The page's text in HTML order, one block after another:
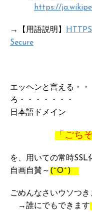
https://
→【用語説明】
Secure
エッヘンと言える・
ろ・・・・・・・
日本語ドメイン
「ごち
を、用いての常時SSL
自画自賛～ (^O^)
ごめんなさいウソつき
→誰にでもできます